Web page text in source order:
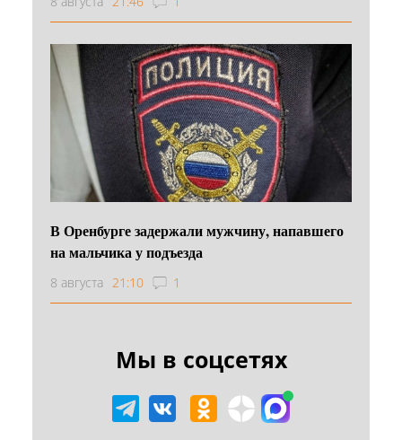
В Оренбурге задержали мужчину, напавшего
на мальчика у подъезда
8 августа 21:10 1
Мы в соцсетях